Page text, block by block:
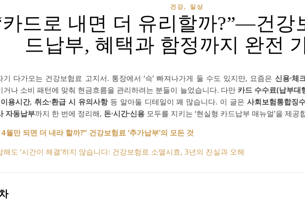
건강, 일상
카드로 내면 더 유리할까?”—건강
드납부, 혜택과 함정까지 완전
기 다가오는 건강보험료 고지서. 통장에서 ‘슥’ 빠져나가게 둘 수도 있지만, 요즘은 신용·체
거나 소비 패턴에 맞춰 현금흐름을 관리하려는 분들이 늘었습니다. 다만 카드 수수료(납부대
이용시간, 취소·환급 시 유의사항등 알아둘 디테일이 꽤 많습니다. 이 글은사회보험통합징
자동납부까지 한 번에 정리해, 돈·시간·신용 모두를 지키는 ‘현실형 카드납부 매뉴얼’을 제공
월만 되면 더 내라 할까?” 건강보험료 ‘추가납부’의 모든 것
해도 ‘시간이 해결’하지 않습니다: 건강보험료 소멸시효, 3년의 진실과 오해